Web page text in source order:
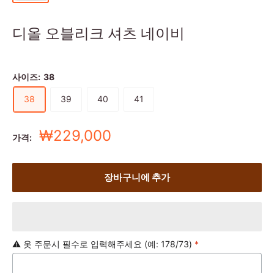
디올 오블리크 셔츠 네이비
사이즈: 38
38 39 40 41
가격:
세
가
₩229,000
장바구니에 추가
⚠️ 옷 주문시 필수로 입력해주세요 (예: 178/73) *